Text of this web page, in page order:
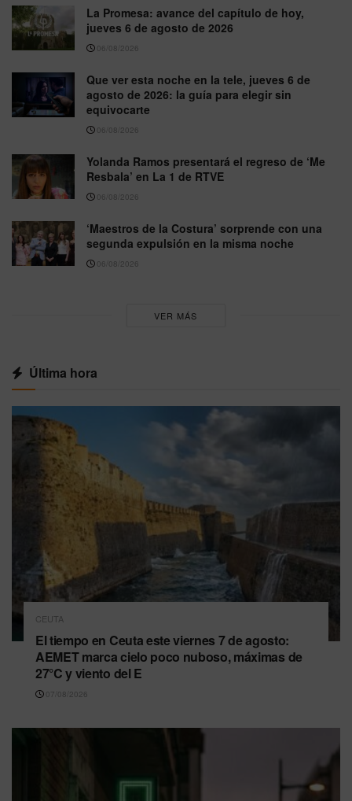
La Promesa: avance del capítulo de hoy,
jueves 6 de agosto de 2026
06/08/2026
Que ver esta noche en la tele, jueves 6 de
agosto de 2026: la guía para elegir sin
equivocarte
06/08/2026
Yolanda Ramos presentará el regreso de ‘Me
Resbala’ en La 1 de RTVE
06/08/2026
‘Maestros de la Costura’ sorprende con una
segunda expulsión en la misma noche
06/08/2026
VER MÁS
Última hora
CEUTA
El tiempo en Ceuta este viernes 7 de agosto:
AEMET marca cielo poco nuboso, máximas de
27°C y viento del E
07/08/2026